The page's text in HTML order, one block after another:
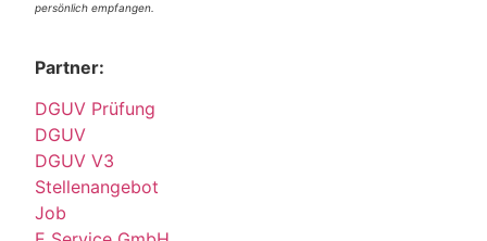
persönlich empfangen.
Partner:
DGUV Prüfung
DGUV
DGUV V3
Stellenangebot
Job